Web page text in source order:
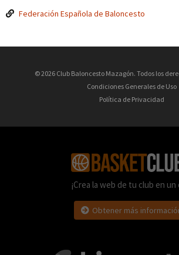
Federación Española de Baloncesto
© 2026 Club Baloncesto Mazagón. Todos los
Condiciones Generales de Uso
Política de Privacidad
¡Crea la web de tu club en un
Obtener más